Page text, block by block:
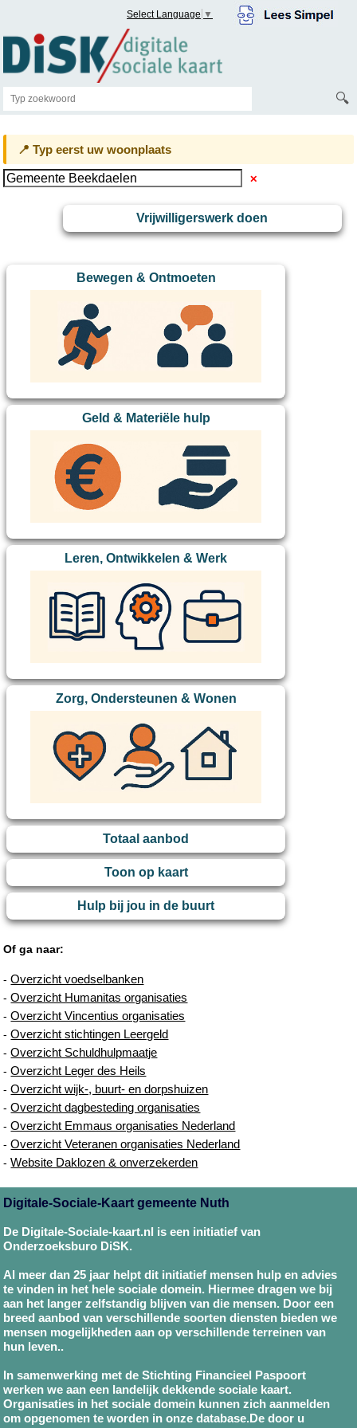
Select Language ▼
🔍
📍 Typ eerst uw woonplaats
✕
Vrijwilligerswerk doen
Bewegen & Ontmoeten
Geld & Materiële hulp
Leren, Ontwikkelen & Werk
Zorg, Ondersteunen & Wonen
Totaal aanbod
Toon op kaart
Hulp bij jou in de buurt
Of ga naar:
-Overzicht voedselbanken
-Overzicht Humanitas organisaties
-Overzicht Vincentius organisaties
-Overzicht stichtingen Leergeld
-Overzicht Schuldhulpmaatje
-Overzicht Leger des Heils
-Overzicht wijk-, buurt- en dorpshuizen
-Overzicht dagbesteding organisaties
-Overzicht Emmaus organisaties Nederland
-Overzicht Veteranen organisaties Nederland
-Website Daklozen & onverzekerden
Digitale-Sociale-Kaart gemeente Nuth
De Digitale-Sociale-kaart.nl is een initiatief van
Onderzoeksburo DiSK.
Al meer dan 25 jaar helpt dit initiatief mensen hulp en advies
te vinden in het hele sociale domein. Hiermee dragen we bij
aan het langer zelfstandig blijven van die mensen. Door een
breed aanbod van verschillende soorten diensten bieden we
mensen mogelijkheden aan op verschillende terreinen van
hun leven..
In samenwerking met de Stichting Financieel Paspoort
werken we aan een landelijk dekkende sociale kaart.
Organisaties in het sociale domein kunnen zich aanmelden
om opgenomen te worden in onze database.De door u